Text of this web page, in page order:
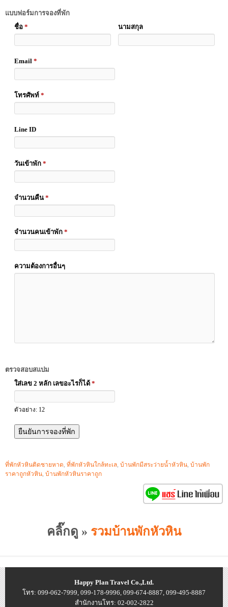
แบบฟอร์มการจองที่พัก
ชื่อ * นามสกุล
Email *
โทรศัพท์ *
Line ID
วันเข้าพัก *
จำนวนคืน *
จำนวนคนเข้าพัก *
ความต้องการอื่นๆ
ตรวจสอบสแปม
ใส่เลข 2 หลัก เลขอะไรก็ได้ *
ตัวอย่าง: 12
ที่พักหัวหินติดชายหาด, ที่พักหัวหินใกล้ทะเล, บ้านพักมีสระว่ายน้ำหัวหิน, บ้านพัก
ราคาถูกหัวหิน, บ้านพักหัวหินราคาถูก
คลิ๊กดู » รวมบ้านพักหัวหิน
Happy Plan Travel Co.,Ltd.
โทร: 099-062-7999, 099-178-9996, 099-674-8887, 099-495-8887
สำนักงานโทร: 02-002-2822